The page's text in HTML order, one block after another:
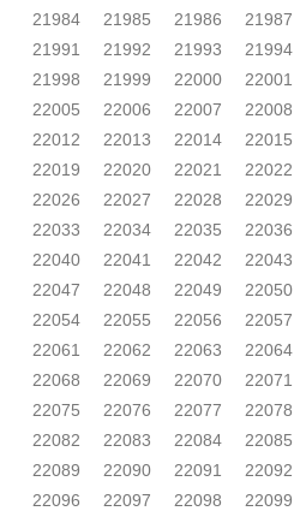
21984
21985 21986 21987
21991
21992 21993 21994
21998
21999 22000 22001
22005
22006 22007 22008
22012
22013 22014 22015
22019
22020 22021 22022
22026
22027 22028 22029
22033
22034 22035 22036
22040
22041 22042 22043
22047
22048 22049 22050
22054
22055 22056 22057
22061
22062 22063 22064
22068
22069 22070 22071
22075
22076 22077 22078
22082
22083 22084 22085
22089
22090 22091 22092
22096
22097 22098 22099